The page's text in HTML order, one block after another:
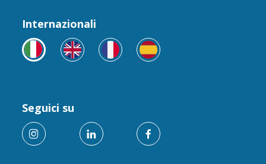
Internazionali
Seguici su